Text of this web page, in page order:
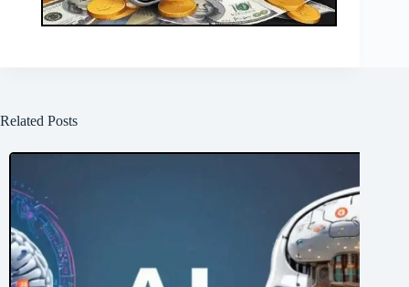
Related Posts